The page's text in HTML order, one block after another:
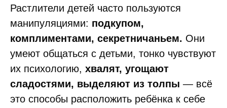
Растлители детей часто пользуются
манипуляциями: подкупом,
комплиментами, секретничаньем. Они
умеют общаться с детьми, тонко чувствуют
их психологию, хвалят, угощают
сладостями, выделяют из толпы — всё
это способы расположить ребёнка к себе